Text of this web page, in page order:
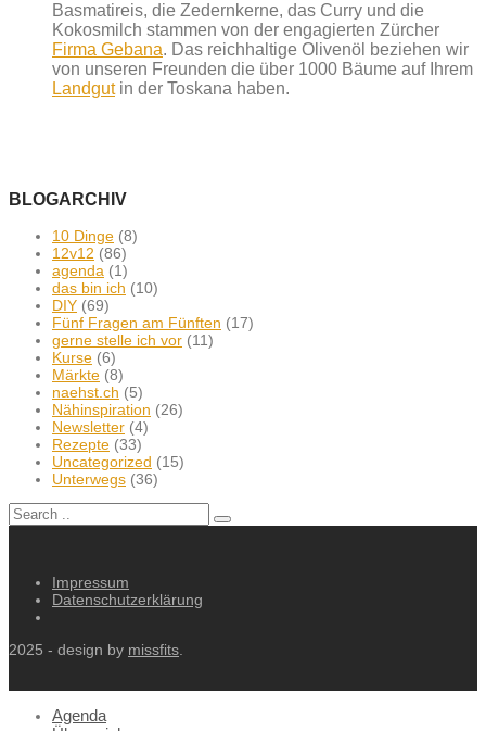
Basmatireis, die Zedernkerne, das Curry und die
Kokosmilch stammen von der engagierten Zürcher
Firma Gebana. Das reichhaltige Olivenöl beziehen wir
von unseren Freunden die über 1000 Bäume auf Ihrem
Landgutin der Toskana haben.
BLOGARCHIV
10 Dinge (8)
12v12 (86)
agenda (1)
das bin ich (10)
DIY (69)
Fünf Fragen am Fünften (17)
gerne stelle ich vor (11)
Kurse (6)
Märkte (8)
naehst.ch (5)
Nähinspiration (26)
Newsletter (4)
Rezepte (33)
Uncategorized (15)
Unterwegs (36)
Impressum
Datenschutzerklärung
2025 - design by missfits
Agenda